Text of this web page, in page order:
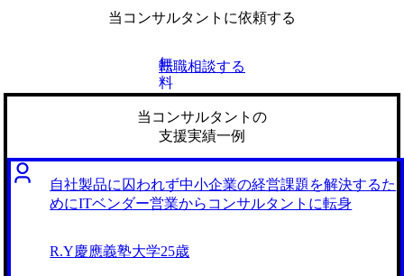
当コンサルタントに依頼する
無
料
転職相談する
当コンサルタントの
支援実績一例
自社製品に囚われず中小企業の経営課題を解決するた
めにITベンダー営業からコンサルタントに転身
R.Y慶應義塾大学25歳